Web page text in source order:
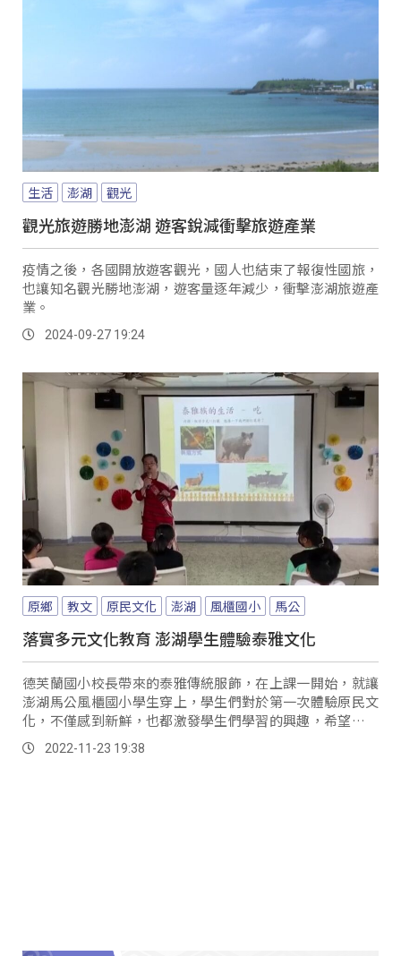
生活 澎湖 觀光
觀光旅遊勝地澎湖 遊客銳減衝擊旅遊產業
疫情之後，各國開放遊客觀光，國人也結束了報復性國旅，
也讓知名觀光勝地澎湖，遊客量逐年減少，衝擊澎湖旅遊產
業。
2024-09-27 19:24
原鄉 教文 原民文化 澎湖 風櫃國小 馬公
落實多元文化教育 澎湖學生體驗泰雅文化
德芙蘭國小校長帶來的泰雅傳統服飾，在上課一開始，就讓
澎湖馬公風櫃國小學生穿上，學生們對於第一次體驗原民文
化，不僅感到新鮮，也都激發學生們學習的興趣，希望日後
有更多機會，認識台灣各族的原住民文化。
2022-11-23 19:38